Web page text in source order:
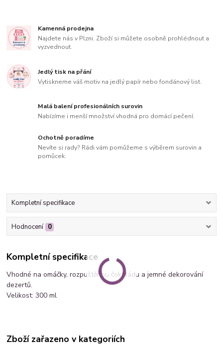
Kamenná prodejna
Najdete nás v Plzni. Zboží si můžete osobně prohlédnout a
vyzvednout.
Jedlý tisk na přání
Vytiskneme váš motiv na jedlý papír nebo fondánový list.
Malá balení profesionálních surovin
Nabízíme i menší množství vhodná pro domácí pečení.
Ochotně poradíme
Nevíte si rady? Rádi vám pomůžeme s výběrem surovin a
pomůcek.
Kompletní specifikace
Hodnocení 0
Kompletní specifikace
Vhodné na omáčky, rozpuštěnou čokoládu a jemné dekorování
dezertů.
Velikost: 300 ml
Zboží zařazeno v kategoriích